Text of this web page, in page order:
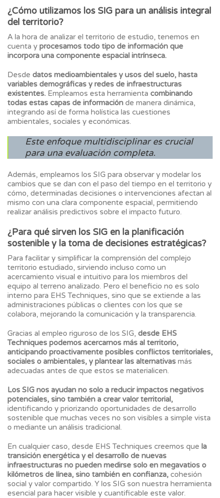
¿Cómo utilizamos los SIG para un análisis integral
del territorio?
A la hora de analizar el territorio de estudio, tenemos en
cuenta y procesamos todo tipo de información que
incorpora una componente espacial intrínseca.
Desde datos medioambientales y usos del suelo, hasta
variables demográficas y redes de infraestructuras
existentes. Empleamos esta herramienta combinando
todas estas capas de información de manera dinámica,
integrando así de forma holística las cuestiones
ambientales, sociales y económicas.
Este enfoque multidisciplinar es crucial
para una evaluación completa.
Además, empleamos los SIG para observar y modelar los
cambios que se dan con el paso del tiempo en el territorio y
cómo, determinadas decisiones o intervenciones afectan al
mismo con una clara componente espacial, permitiendo
realizar análisis predictivos sobre el impacto futuro.
¿Para qué sirven los SIG en la planificación
sostenible y la toma de decisiones estratégicas?
Para facilitar y simplificar la comprensión del complejo
territorio estudiado, sirviendo incluso como un
acercamiento visual e intuitivo para los miembros del
equipo al terreno analizado. Pero el beneficio no es solo
interno para EHS Techniques, sino que se extiende a las
administraciones públicas o clientes con los que se
colabora, mejorando la comunicación y la transparencia.
Gracias al empleo riguroso de los SIG, desde EHS
Techniques podemos acercarnos más al territorio,
anticipando proactivamente posibles conflictos territoriales,
sociales o ambientales, y plantear las alternativas más
adecuadas antes de que estos se materialicen.
Los SIG nos ayudan no solo a reducir impactos negativos
potenciales, sino también a crear valor territorial,
identificando y priorizando oportunidades de desarrollo
sostenible que muchas veces no son visibles a simple vista
o mediante un análisis tradicional.
En cualquier caso, desde EHS Techniques creemos que la
transición energética y el desarrollo de nuevas
infraestructuras no pueden medirse solo en megavatios o
kilómetros de línea, sino también en confianza, cohesión
social y valor compartido. Y los SIG son nuestra herramienta
esencial para hacer visible y cuantificable este valor.